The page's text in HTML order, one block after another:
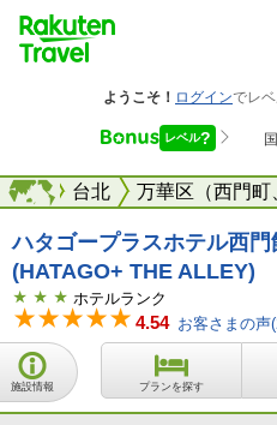
台湾 台北 万華区（西門町
海外
ハタゴープラスホテル西
(HATAGO+ THE ALLEY)
ホテルランク
4.54 お客さまの声(
施設情報 プランを探す